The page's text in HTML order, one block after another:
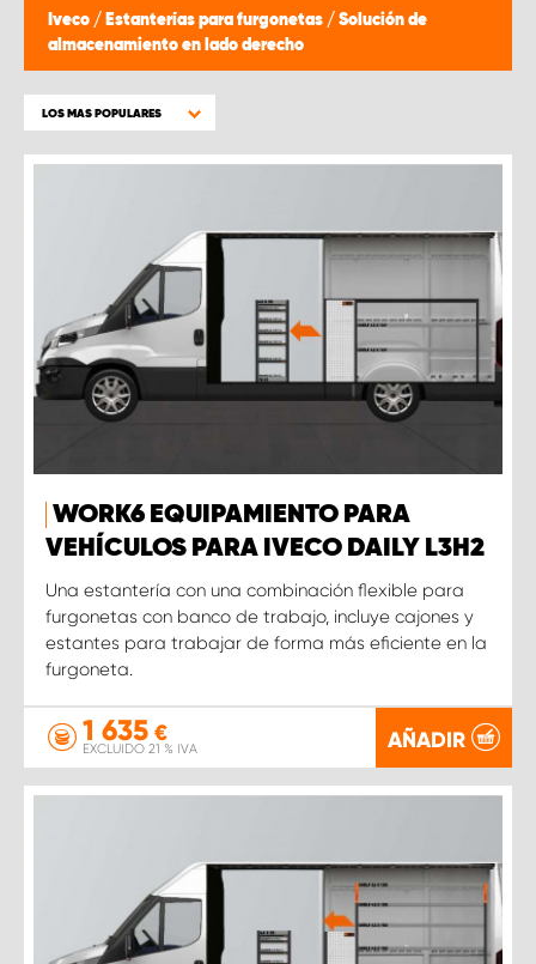
Iveco / Estanterías para furgonetas / Solución de
almacenamiento en lado derecho
LOS MAS POPULARES
WORK6 EQUIPAMIENTO PARA
VEHÍCULOS PARA IVECO DAILY L3H2
Una estantería con una combinación flexible para
furgonetas con banco de trabajo, incluye cajones y
estantes para trabajar de forma más eficiente en la
furgoneta.
1 635 €
EXCLUIDO 21 % IVA AÑADIR